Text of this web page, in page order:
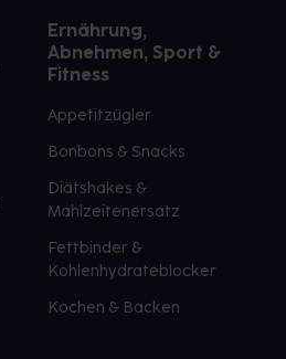
Ernährung,
Abnehmen, Sport &
Fitness
Appetitzügler
Bonbons & Snacks
Diätshakes &
Mahlzeitenersatz
Fettbinder &
Kohlenhydrateblocker
Kochen & Backen